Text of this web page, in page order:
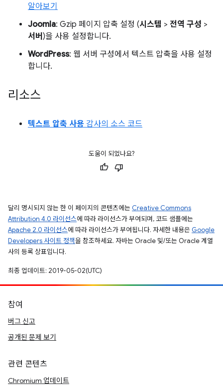
알아보기
Joomla: Gzip 페이지 압축 설정 (시스템 > 전역 구성 >
서버 )을 사용 설정합니다.
WordPress: 웹 서버 구성에서 텍스트 압축을 사용 설정
합니다.
리소스
텍스트 압축 사용 감사의 소스 코드
도움이 되었나요?
달리 명시되지 않는 한 이 페이지의 콘텐츠에는 Creative Commons
Attribution 4.0 라이선스에 따라 라이선스가 부여되며, 코드 샘플에는
Apache 2.0 라이선스에 따라 라이선스가 부여됩니다. 자세한 내용은 Google
Developers 사이트 정책을 참조하세요. 자바는 Oracle 및/또는 Oracle 계열
사의 등록 상표입니다.
최종 업데이트: 2019-05-02(UTC)
참여
버그 신고
공개된 문제 보기
관련 콘텐츠
Chromium 업데이트